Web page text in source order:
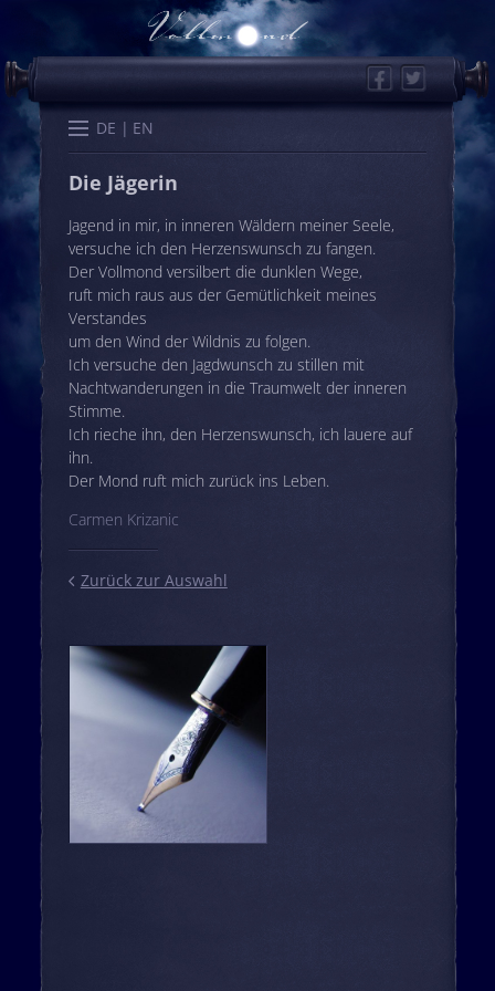
FacebookTwitter
DE EN
Start Kalender Karten
Die Jägerin
Jagend in mir, in inneren Wäldern meiner Seele,
versuche ich den Herzenswunsch zu fangen.
Der Vollmond versilbert die dunklen Wege,
ruft mich raus aus der Gemütlichkeit meines
Verstandes
um den Wind der Wildnis zu folgen.
Ich versuche den Jagdwunsch zu stillen mit
Nachtwanderungen in die Traumwelt der inneren
Stimme.
Ich rieche ihn, den Herzenswunsch, ich lauere auf
ihn.
Der Mond ruft mich zurück ins Leben.
Carmen Krizanic
Zurück zur Auswahl